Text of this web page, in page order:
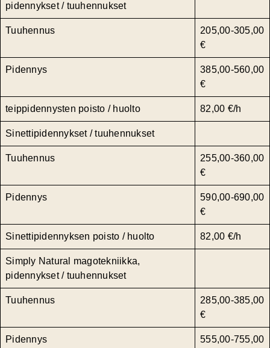
pidennykset / tuuhennukset
Tuuhennus
205,00‑305,00
€
Pidennys
385,00-560,00
€
teippidennysten poisto / huolto 82,00 €/h
Sinettipidennykset / tuuhennukset
Tuuhennus
255,00-360,00
€
Pidennys
590,00-690,00
€
Sinettipidennyksen poisto / huolto 82,00 €/h
Simply Natural magotekniikka,
pidennykset / tuuhennukset
Tuuhennus
285,00-385,00
€
Pidennys
555,00-755,00